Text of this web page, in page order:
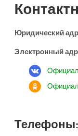
Юридический
Электронный
Телефоны: